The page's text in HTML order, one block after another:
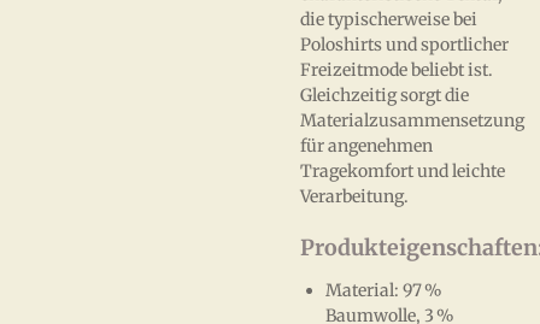
die typischerweise bei
Poloshirts und sportlicher
Freizeitmode beliebt ist.
Gleichzeitig sorgt die
Materialzusammensetzung
für angenehmen
Tragekomfort und leichte
Verarbeitung.
Material: 97 %
Baumwolle, 3 %